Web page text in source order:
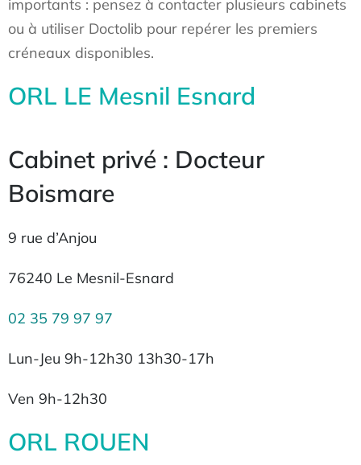
importants : pensez à contacter plusieurs cabinets
ou à utiliser Doctolib pour repérer les premiers
créneaux disponibles.
ORL LE Mesnil Esnard
Cabinet privé : Docteur
Boismare
9 rue d’Anjou
76240 Le Mesnil-Esnard
02 35 79 97 97
Lun-Jeu 9h-12h30 13h30-17h
Ven 9h-12h30
ORL ROUEN